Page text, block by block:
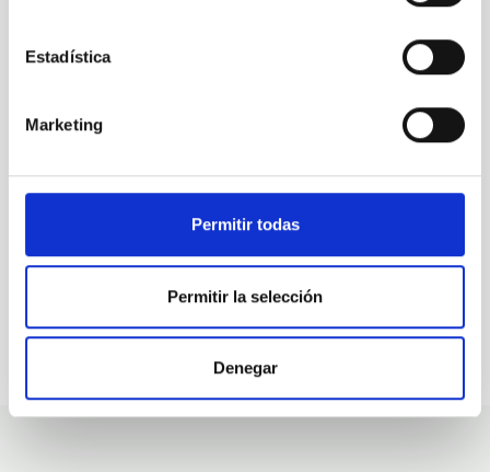
Estadística
Marketing
Permitir todas
Permitir la selección
Denegar
Desde el IAC siempre
estamos buscando gente
con talento.